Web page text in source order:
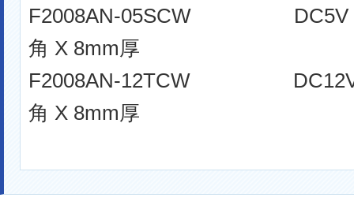
F2008AN-05SCW
角 X 8mm厚
F2008AN-12TCW
角 X 8mm厚